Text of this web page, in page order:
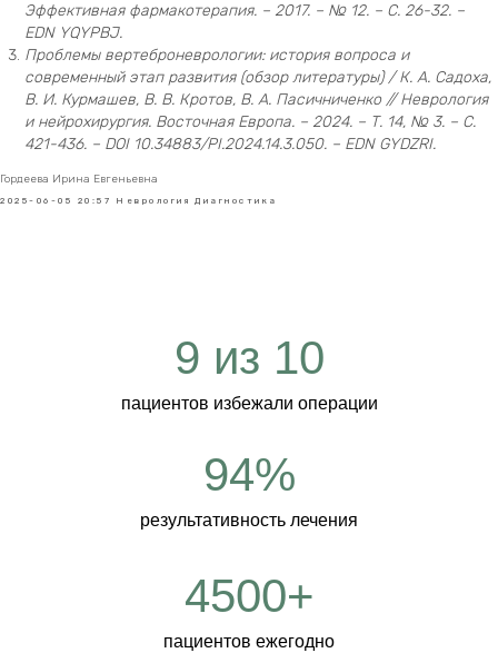
Эффективная фармакотерапия. – 2017. – № 12. – С. 26-32. –
EDN YQYPBJ.
Проблемы вертеброневрологии: история вопроса и
современный этап развития (обзор литературы) / К. А. Садоха,
В. И. Курмашев, В. В. Кротов, В. А. Пасичниченко // Неврология
и нейрохирургия. Восточная Европа. – 2024. – Т. 14, № 3. – С.
421-436. – DOI 10.34883/PI.2024.14.3.050. – EDN GYDZRI.
Гордеева Ирина Евгеньевна
2025-06-05 20:57 Неврология Диагностика
пациентов избежали операции
9 из 10
94%
результативность лечения
4500+
пациентов ежегодно